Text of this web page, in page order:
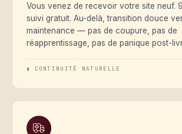
Vous venez de recevoir votre site neuf.
suivi gratuit. Au-delà, transition douce
maintenance — pas de coupure, pas de
réapprentissage, pas de panique post-
▮ CONTINUITÉ NATURELLE